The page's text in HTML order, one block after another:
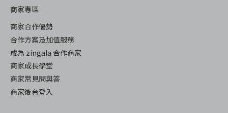
商家專區
商家合作優勢
合作方案及加值服務
成為 zingala 合作商家
商家成長學堂
商家常見問與答
商家後台登入